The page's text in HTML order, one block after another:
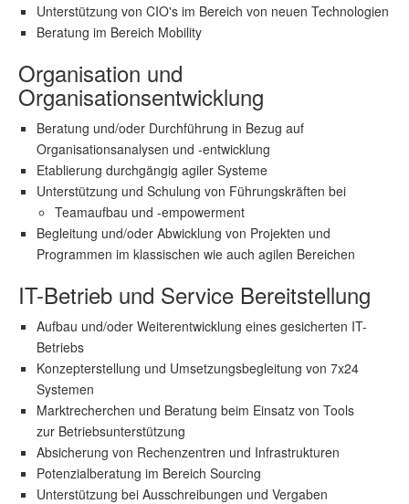
Unterstützung von CIO's im Bereich von neuen Technologien
Beratung im Bereich Mobility
Organisation und
Organisationsentwicklung
Beratung und/oder Durchführung in Bezug auf
Organisationsanalysen und -entwicklung
Etablierung durchgängig agiler Systeme
Unterstützung und Schulung von Führungskräften bei
Teamaufbau und -empowerment
Begleitung und/oder Abwicklung von Projekten und
Programmen im klassischen wie auch agilen Bereichen
IT-Betrieb und Service Bereitstellung
Aufbau und/oder Weiterentwicklung eines gesicherten IT-
Betriebs
Konzepterstellung und Umsetzungsbegleitung von 7x24
Systemen
Marktrecherchen und Beratung beim Einsatz von Tools
zur Betriebsunterstützung
Absicherung von Rechenzentren und Infrastrukturen
Potenzialberatung im Bereich Sourcing
Unterstützung bei Ausschreibungen und Vergaben